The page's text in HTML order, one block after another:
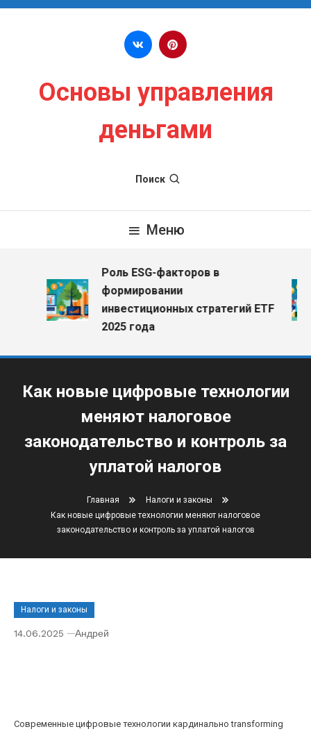
Перейти к содержимому
Основы управления
деньгами
Поиск
Меню
Роль ESG-факторов в
формировании
инвестиционных стратегий ETF
2025 года
Как новые цифровые технологии
меняют налоговое
законодательство и контроль за
уплатой налогов
Главная
Налоги и законы
Как новые цифровые технологии меняют налоговое
законодательство и контроль за уплатой налогов
Налоги и законы
14.06.2025 Андрей
Современные цифровые технологии кардинально transforming
Навигация по записям